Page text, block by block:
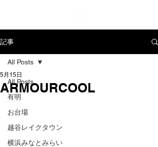
記事
All Posts
有明
お台場
越谷レイクタウン
横浜みなとみらい
All Posts
ARMOURCOOL
5月15日